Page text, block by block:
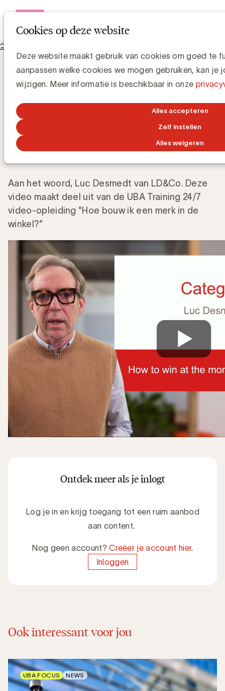
Cookies op deze website
Deze website maakt gebruik van cookies om goed te
aanpassen welke cookies we mogen gebruiken, kan je
wijzigen. Meer informatie is beschikbaar in onze
Alles accepteren
Zelf instellen
Alles weigeren
Wat is het belang van categorierollen binnen category
management?
Wat is het belang van categorierollen
UBA Team
22 FEBRUARI 2024
Aan het woord, Luc Desmedt van LD&Co. Deze
video maakt deel uit van de UBA Training 24/7
video-opleiding "Hoe bouw ik een merk in de
winkel?"
Ontdek meer als je inlogt
Log je in en krijg toegang tot een ruim aanbod
aan content.
Nog geen account?Creëer je account hier.
Inloggen
Ook interessant voor jou
UBA FOCUS NEWS